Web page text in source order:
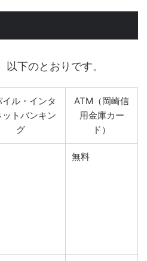
下のとおりです。
イル・インタ
ットバンキン
グ
ATM（岡崎信
用金庫カー
ド）
無料